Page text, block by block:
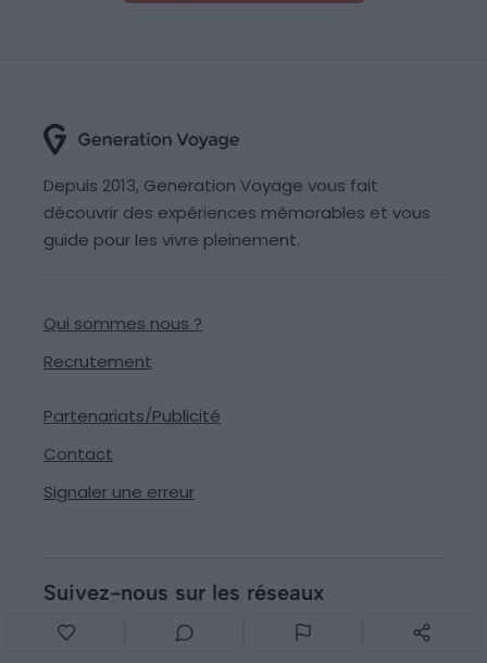
Depuis 2013, Generation Voyage vous fait
découvrir des expériences mémorables et vous
guide pour les vivre pleinement.
Qui sommes nous ?
Recrutement
Partenariats/Publicité
Contact
Signaler une erreur
Suivez-nous sur les réseaux